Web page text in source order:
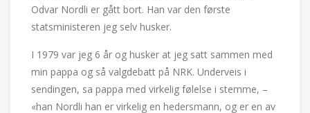
Odvar Nordli er gått bort. Han var den første
statsministeren jeg selv husker.
I 1979 var jeg 6 år og husker at jeg satt sammen med
min pappa og så valgdebatt på NRK. Underveis i
sendingen, sa pappa med virkelig følelse i stemme, –
«han Nordli han er virkelig en hedersmann, og er en av